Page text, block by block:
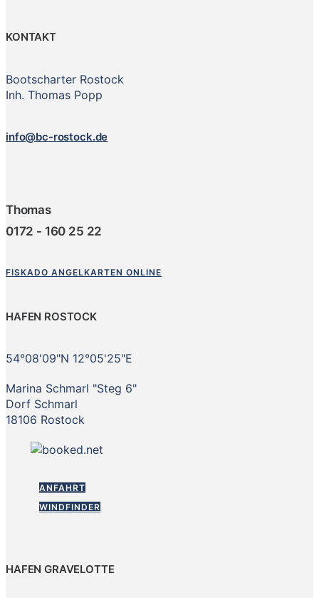
KONTAKT
Bootscharter Rostock
Inh. Thomas Popp
info@bc-rostock.de
Thomas
0172 - 160 25 22
FISKADO ANGELKARTEN ONLINE
HAFEN ROSTOCK
54°08'09"N 12°05'25"E
Marina Schmarl "Steg 6"
Dorf Schmarl
18106 Rostock
ANFAHRT
WINDFINDER
HAFEN GRAVELOTTE